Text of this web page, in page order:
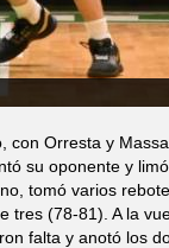
con Orresta y
su oponente y
tomó varios
tres (78-81). A la
falta y anotó los